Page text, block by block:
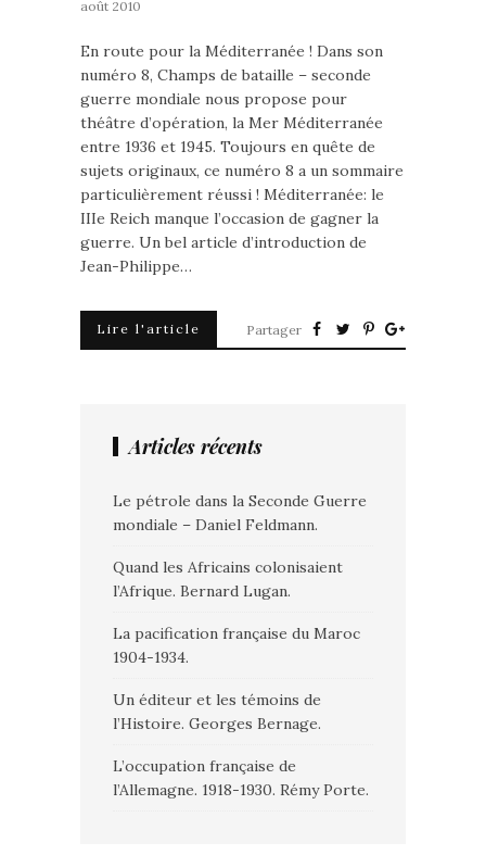
août 2010
En route pour la Méditerranée ! Dans son
numéro 8, Champs de bataille – seconde
guerre mondiale nous propose pour
théâtre d’opération, la Mer Méditerranée
entre 1936 et 1945. Toujours en quête de
sujets originaux, ce numéro 8 a un sommaire
particulièrement réussi ! Méditerranée: le
IIIe Reich manque l’occasion de gagner la
guerre. Un bel article d’introduction de
Jean-Philippe…
Lire l'article Partager
Articles récents
Le pétrole dans la Seconde Guerre
mondiale – Daniel Feldmann.
Quand les Africains colonisaient
l’Afrique. Bernard Lugan.
La pacification française du Maroc
1904-1934.
Un éditeur et les témoins de
l’Histoire. Georges Bernage.
L’occupation française de
l’Allemagne. 1918-1930. Rémy Porte.